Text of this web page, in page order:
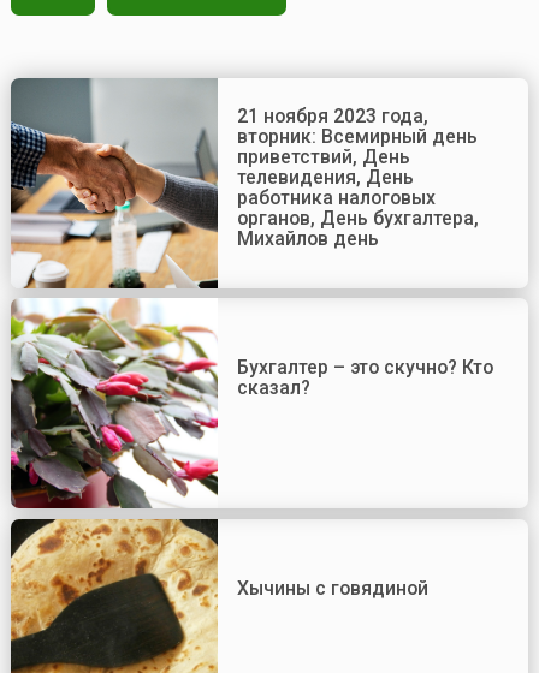
21 ноября 2023 года,
вторник: Всемирный день
приветствий, День
телевидения, День
работника налоговых
органов, День бухгалтера,
Михайлов день
Бухгалтер – это скучно? Кто
сказал?
Хычины с говядиной